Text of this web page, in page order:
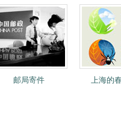
邮局寄件 上海的